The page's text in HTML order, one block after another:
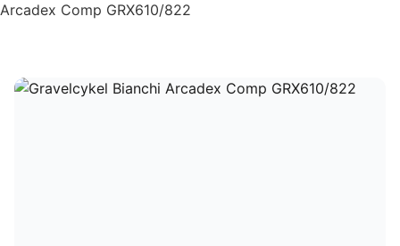
Arcadex Comp GRX610/822